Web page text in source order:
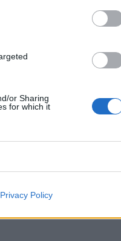
or Sharing
for which it
Privacy Policy
19 ετών.